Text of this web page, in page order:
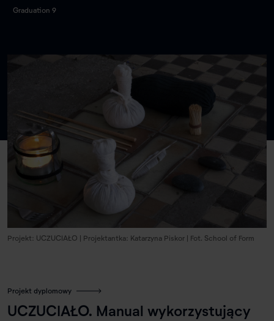
Graduation 9
Projekt: UCZUCIAŁO | Projektantka: Katarzyna Piskor | Fot. School of Form
Projekt dyplomowy
UCZUCIAŁO. Manual wykorzystujący